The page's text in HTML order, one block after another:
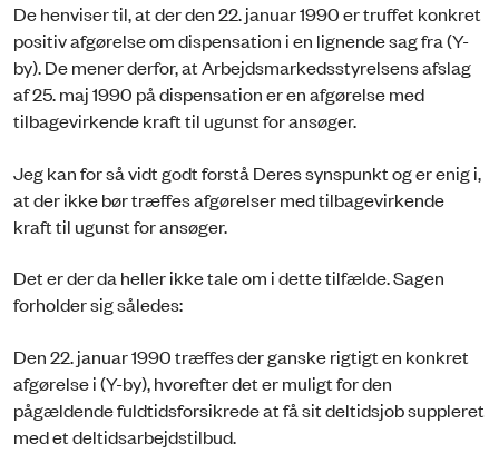
De henviser til, at der den 22. januar 1990 er truffet konkret
positiv afgørelse om dispensation i en lignende sag fra (Y-
by). De mener derfor, at Arbejdsmarkedsstyrelsens afslag
af 25. maj 1990 på dispensation er en afgørelse med
tilbagevirkende kraft til ugunst for ansøger.
Jeg kan for så vidt godt forstå Deres synspunkt og er enig i,
at der ikke bør træffes afgørelser med tilbagevirkende
kraft til ugunst for ansøger.
Det er der da heller ikke tale om i dette tilfælde. Sagen
forholder sig således:
Den 22. januar 1990 træffes der ganske rigtigt en konkret
afgørelse i (Y-by), hvorefter det er muligt for den
pågældende fuldtidsforsikrede at få sit deltidsjob suppleret
med et deltidsarbejdstilbud.